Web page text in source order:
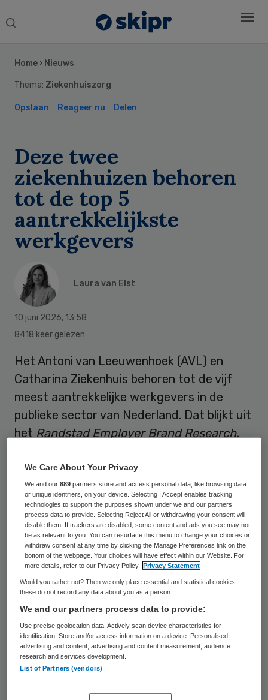
Search
Home › Nieuws
Thema: Ziekenhuiszorg
Opslaan Reageer nu Delen
Deze twee
ziekenhuizen behoren
tot de top 5
aantrekkelijkste
werkgevers
Laura van Elst
10 juni 2026, 13:58
8418 keer gelezen
Het Antoni van Leeuwenhoek (AVL) en
Catharina Ziekenhuis behoren tot de vijf
meest aantrekkelijke werkgevers in de
publieke sector van Nederland. Dat blijkt uit
het Randstad Employer Brand Research.
Randstad voert elk jaar het Randstad
Employer Brand Research uit. Onderdeel
daarvan is de ranglijst met de meest
aantrekkelijke werkgevers. Uit de 150
grootste publieke organisaties wordt een
top 5 geselecteerd door het Nederlandse
publiek. Zo’n 13.000 respondenten
en carrièremogelijkheden.
Top 3
Sidebar
We Care About Your Privacy
We and our889 partners store and access personal data, like browsing data
or unique identifiers, on your device. Selecting I Accept enables tracking
technologies to support the purposes shown under we and our partners
process data to provide. Selecting Reject All or withdrawing your consent will
disable them. If trackers are disabled, some content and ads you see may not
be as relevant to you. You can resurface this menu to change your choices or
withdraw consent at any time by clicking the Manage Preferences link on the
bottom of the webpage. Your choices will have effect within our Website. For
more details, refer to our Privacy Policy.
Privacy Statement
Would you rather not? Then we only place essential and statistical cookies,
these do not record any data about you as a person
We and our partners process data to provide:
Use precise geolocation data. Actively scan device characteristics for
identification. Store and/or access information on a device. Personalised
advertising and content, advertising and content measurement, audience
research and services development.
List of Partners (vendors)